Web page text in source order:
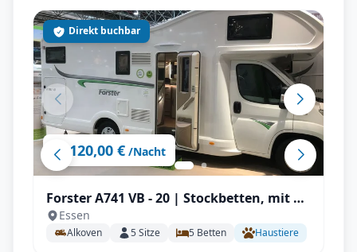
ab 120,00 € /Nacht
Direkt buchbar
Forster A741 VB - 20 | Stockbetten, mit TV
& SAT, Kinderzimmer
Essen
Alkoven 5Sitze 5 Betten Haustiere